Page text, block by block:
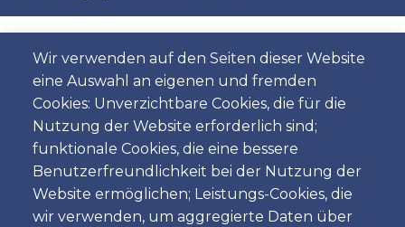
Wir verwenden auf den Seiten dieser Website
eine Auswahl an eigenen und fremden
Cookies: Unverzichtbare Cookies, die für die
Nutzung der Website erforderlich sind;
funktionale Cookies, die eine bessere
Benutzerfreundlichkeit bei der Nutzung der
Website ermöglichen; Leistungs-Cookies, die
wir verwenden, um aggregierte Daten über
5 5 Automatic 4 Unspecified AC